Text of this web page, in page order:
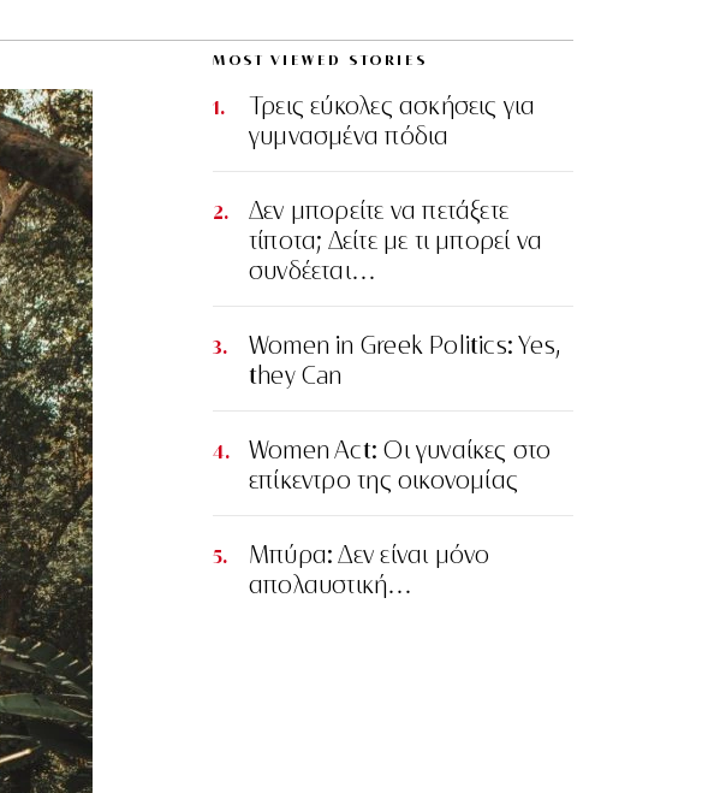
MOST VIEWED STORIES
Τρεις εύκολες ασκήσεις για
γυμνασμένα πόδια
Δεν μπορείτε να πετάξετε
τίποτα; Δείτε με τι μπορεί να
συνδέεται…
Women in Greek Politics: Yes,
they Can
Women Act: Οι γυναίκες στο
επίκεντρο της οικονομίας
Μπύρα: Δεν είναι μόνο
απολαυστική…